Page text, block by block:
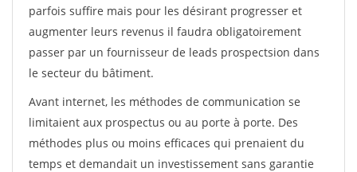
parfois suffire mais pour les désirant progresser et
augmenter leurs revenus il faudra obligatoirement
passer par un fournisseur de leads prospectsion dans
le secteur du bâtiment.
Avant internet, les méthodes de communication se
limitaient aux prospectus ou au porte à porte. Des
méthodes plus ou moins efficaces qui prenaient du
temps et demandait un investissement sans garantie